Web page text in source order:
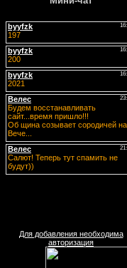
Для добавления необходима
авторизация